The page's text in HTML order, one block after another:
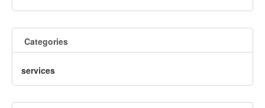
Categories
services